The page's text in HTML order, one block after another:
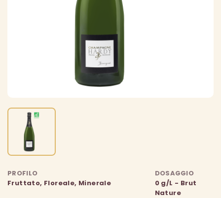
PROFILO
Fruttato, Floreale, Minerale
DOSAGGIO
0 g/L - Brut
Nature